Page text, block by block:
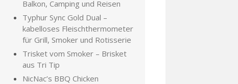
Balkon, Camping und Reisen
Typhur Sync Gold Dual –
kabelloses Fleischthermometer
für Grill, Smoker und Rotisserie
Trisket vom Smoker – Brisket
aus Tri Tip
NicNac’s BBQ Chicken